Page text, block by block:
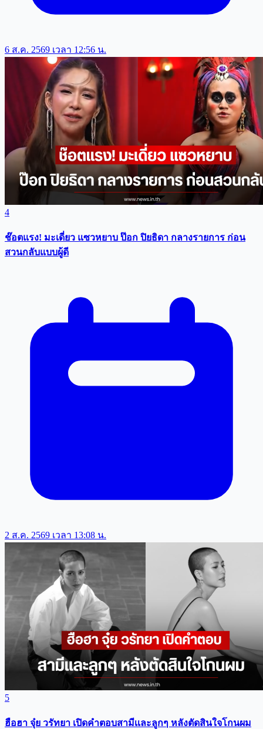
6 ส.ค. 2569 เวลา 12:56 น.
4
ช๊อตแรง! มะเดี่ยว แซวหยาบ ป๊อก ปิยธิดา กลางรายการ ก่อน
สวนกลับแบบผู้ดี
2 ส.ค. 2569 เวลา 13:08 น.
5
ฮือฮา จุ๋ย วรัทยา เปิดคำตอบสามีเเละลูกๆ หลังตัดสินใจโกนผม